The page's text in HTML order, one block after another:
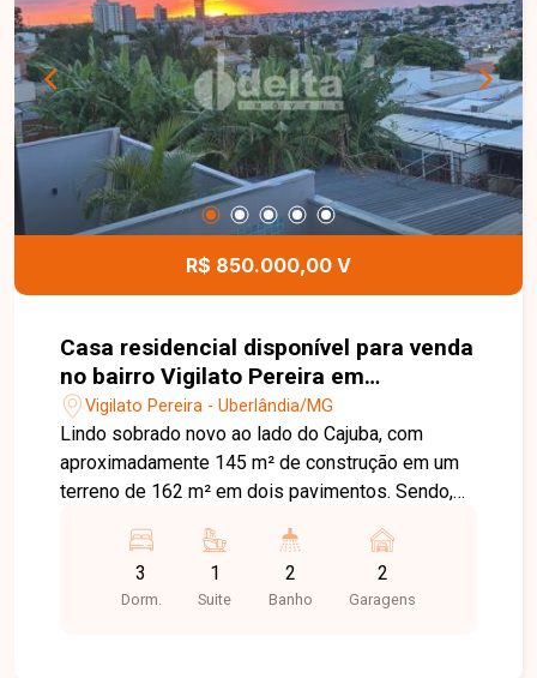
R$ 850.000,00 V
Casa residencial disponível para venda
no bairro Vigilato Pereira em
Uberlândia-MG
Vigilato Pereira - Uberlândia/MG
Lindo sobrado novo ao lado do Cajuba, com
aproximadamente 145 m² de construção em um
terreno de 162 m² em dois pavimentos. Sendo,
sacada, closet, ducha, pia dupla e banheiro social.
1º pavimento: Sala de TV, copa, cozinha, área
gourmet com churrasqueira, lavabo, área de
3
Dorm.
1
Suite
2
Banho
2
Garagens